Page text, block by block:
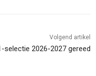
Volgend artikel
selectie 2026-2027 gereed